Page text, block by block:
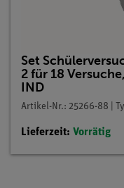
Set
2 für 18
IND
Artikel-Nr.: 25266-88 |
Lieferzeit: Vorrätig